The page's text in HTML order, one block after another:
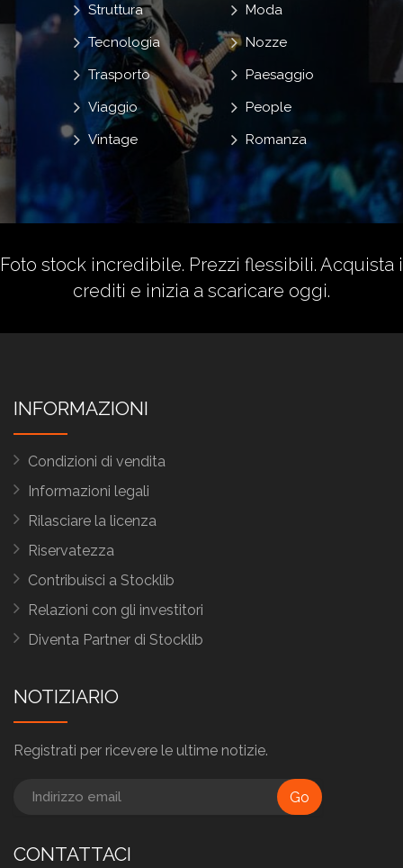
Moda
Nozze
Paesaggio
People
Romanza
Struttura
Tecnologia
Trasporto
Viaggio
Vintage
Foto stock incredibile. Prezzi flessibili. Acquista i
crediti e inizia a scaricare oggi.
INFORMAZIONI
Condizioni di vendita
Informazioni legali
Rilasciare la licenza
Riservatezza
Contribuisci a Stocklib
Relazioni con gli investitori
Diventa Partner di Stocklib
NOTIZIARIO
Registrati per ricevere le ultime notizie.
Go
CONTATTACI